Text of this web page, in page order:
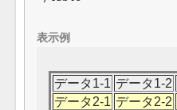
表示例
データ1-1 データ1-2
データ2-1 データ2-2